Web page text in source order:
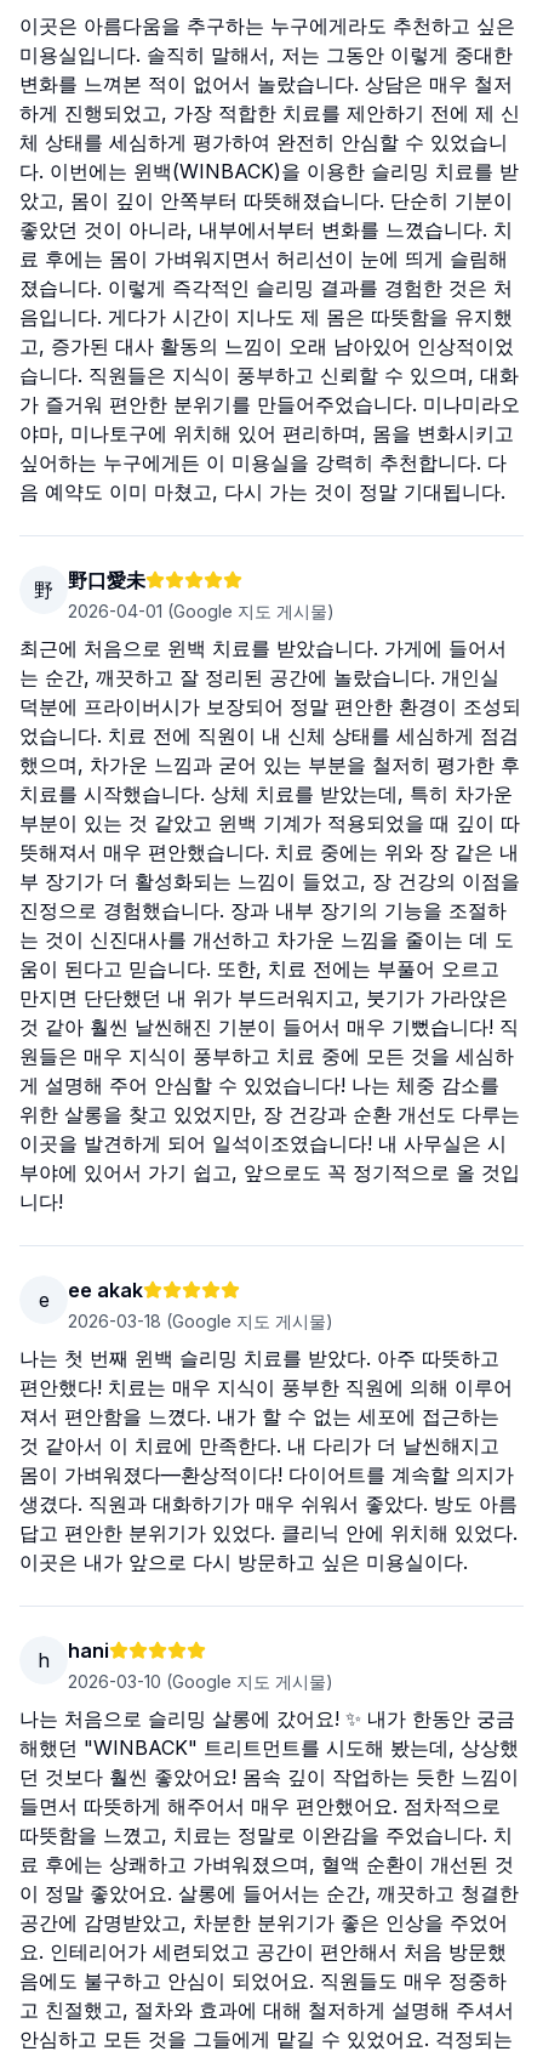
이곳은 아름다움을 추구하는 누구에게라도 추천하고 싶은
미용실입니다. 솔직히 말해서, 저는 그동안 이렇게 중대한
변화를 느껴본 적이 없어서 놀랐습니다. 상담은 매우 철저
하게 진행되었고, 가장 적합한 치료를 제안하기 전에 제 신
체 상태를 세심하게 평가하여 완전히 안심할 수 있었습니
다. 이번에는 윈백(WINBACK)을 이용한 슬리밍 치료를 받
았고, 몸이 깊이 안쪽부터 따뜻해졌습니다. 단순히 기분이
좋았던 것이 아니라, 내부에서부터 변화를 느꼈습니다. 치
료 후에는 몸이 가벼워지면서 허리선이 눈에 띄게 슬림해
졌습니다. 이렇게 즉각적인 슬리밍 결과를 경험한 것은 처
음입니다. 게다가 시간이 지나도 제 몸은 따뜻함을 유지했
고, 증가된 대사 활동의 느낌이 오래 남아있어 인상적이었
습니다. 직원들은 지식이 풍부하고 신뢰할 수 있으며, 대화
가 즐거워 편안한 분위기를 만들어주었습니다. 미나미라오
야마, 미나토구에 위치해 있어 편리하며, 몸을 변화시키고
싶어하는 누구에게든 이 미용실을 강력히 추천합니다. 다
음 예약도 이미 마쳤고, 다시 가는 것이 정말 기대됩니다.
野 野口愛未
2026-04-01 (Google 지도 게시물)
최근에 처음으로 윈백 치료를 받았습니다. 가게에 들어서
는 순간, 깨끗하고 잘 정리된 공간에 놀랐습니다. 개인실
덕분에 프라이버시가 보장되어 정말 편안한 환경이 조성되
었습니다. 치료 전에 직원이 내 신체 상태를 세심하게 점검
했으며, 차가운 느낌과 굳어 있는 부분을 철저히 평가한 후
치료를 시작했습니다. 상체 치료를 받았는데, 특히 차가운
부분이 있는 것 같았고 윈백 기계가 적용되었을 때 깊이 따
뜻해져서 매우 편안했습니다. 치료 중에는 위와 장 같은 내
부 장기가 더 활성화되는 느낌이 들었고, 장 건강의 이점을
진정으로 경험했습니다. 장과 내부 장기의 기능을 조절하
는 것이 신진대사를 개선하고 차가운 느낌을 줄이는 데 도
움이 된다고 믿습니다. 또한, 치료 전에는 부풀어 오르고
만지면 단단했던 내 위가 부드러워지고, 붓기가 가라앉은
것 같아 훨씬 날씬해진 기분이 들어서 매우 기뻤습니다! 직
원들은 매우 지식이 풍부하고 치료 중에 모든 것을 세심하
게 설명해 주어 안심할 수 있었습니다! 나는 체중 감소를
위한 살롱을 찾고 있었지만, 장 건강과 순환 개선도 다루는
이곳을 발견하게 되어 일석이조였습니다! 내 사무실은 시
부야에 있어서 가기 쉽고, 앞으로도 꼭 정기적으로 올 것입
니다!
e ee akak
2026-03-18 (Google 지도 게시물)
나는 첫 번째 윈백 슬리밍 치료를 받았다. 아주 따뜻하고
편안했다! 치료는 매우 지식이 풍부한 직원에 의해 이루어
져서 편안함을 느꼈다. 내가 할 수 없는 세포에 접근하는
것 같아서 이 치료에 만족한다. 내 다리가 더 날씬해지고
몸이 가벼워졌다—환상적이다! 다이어트를 계속할 의지가
생겼다. 직원과 대화하기가 매우 쉬워서 좋았다. 방도 아름
답고 편안한 분위기가 있었다. 클리닉 안에 위치해 있었다.
이곳은 내가 앞으로 다시 방문하고 싶은 미용실이다.
h hani
2026-03-10 (Google 지도 게시물)
나는 처음으로 슬리밍 살롱에 갔어요! ✨ 내가 한동안 궁금
해했던 "WINBACK" 트리트먼트를 시도해 봤는데, 상상했
던 것보다 훨씬 좋았어요! 몸속 깊이 작업하는 듯한 느낌이
들면서 따뜻하게 해주어서 매우 편안했어요. 점차적으로
따뜻함을 느꼈고, 치료는 정말로 이완감을 주었습니다. 치
료 후에는 상쾌하고 가벼워졌으며, 혈액 순환이 개선된 것
이 정말 좋았어요. 살롱에 들어서는 순간, 깨끗하고 청결한
공간에 감명받았고, 차분한 분위기가 좋은 인상을 주었어
요. 인테리어가 세련되었고 공간이 편안해서 처음 방문했
음에도 불구하고 안심이 되었어요. 직원들도 매우 정중하
고 친절했고, 절차와 효과에 대해 철저하게 설명해 주셔서
안심하고 모든 것을 그들에게 맡길 수 있었어요. 걱정되는